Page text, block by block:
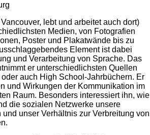
lebt und arbeitet auch dort)
Medien, von Fotografien
Poster und Plakatwände bis zu
Element ist dabei
und Verarbeitung von Sprache. Das
er unterschiedlichsten Quellen
auch High School-Jahrbüchern. Er
und Wirkungen der Kommunikation im
Raum. Besonders interessiert ihn, wie
die sozialen Netzwerke unsere
unser Verhältnis zur Verbreitung von